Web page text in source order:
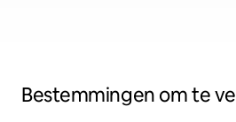
Bestemmingen om te